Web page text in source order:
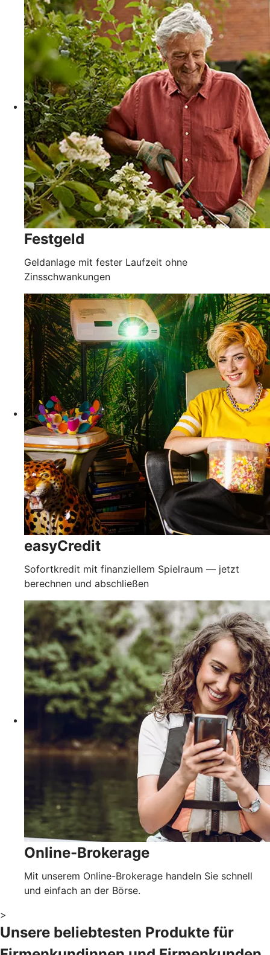
Festgeld
Geldanlage mit fester Laufzeit ohne
Zinsschwankungen
easyCredit
Sofortkredit mit finanziellem Spielraum — jetzt
berechnen und abschließen
Online-Brokerage
Mit unserem Online-Brokerage handeln Sie schnell
und einfach an der Börse.
>
Unsere beliebtesten Produkte für